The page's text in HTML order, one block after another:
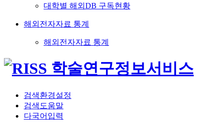
대학별 해외DB 구독현황
해외전자자료 통계
해외전자자료 통계
검색환경설정
검색도움말
다국어입력